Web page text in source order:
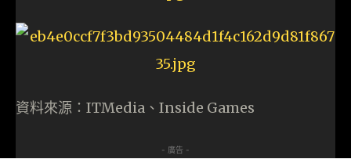
資料來源：ITMedia、Inside Games
- 廣告 -